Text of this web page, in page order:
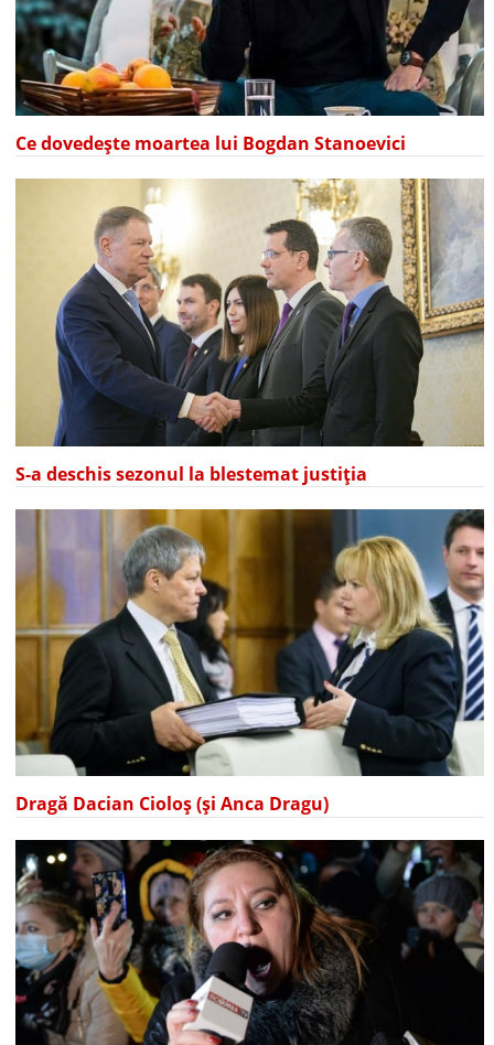
Ce dovedește moartea lui Bogdan Stanoevici
S-a deschis sezonul la blestemat justiția
Dragă Dacian Cioloș (și Anca Dragu)